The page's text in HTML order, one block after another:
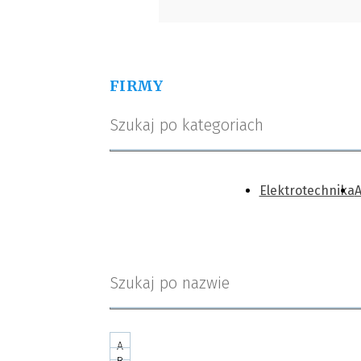
FIRMY
Szukaj po kategoriach
Elektrotechnika
Szukaj po nazwie
A